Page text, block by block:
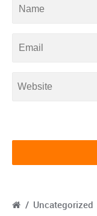
/ Uncategorized